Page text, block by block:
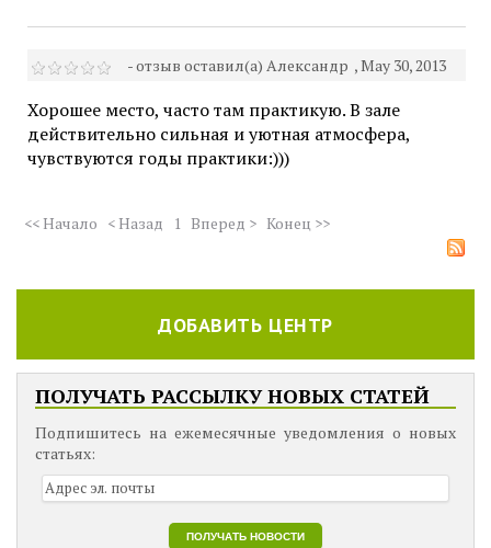
- отзыв оставил(а) Александр , May 30, 2013
Хорошее место, часто там практикую. В зале
действительно сильная и уютная атмосфера,
чувствуются годы практики:)))
<< Начало < Назад 1 Вперед > Конец >>
ДОБАВИТЬ ЦЕНТР
ПОЛУЧАТЬ РАССЫЛКУ НОВЫХ СТАТЕЙ
Подпишитесь на ежемесячные уведомления о новых
статьях: